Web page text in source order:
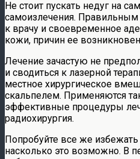
Не стоит пускать недуг на
самоизлечения.
к врачу и своевременное
кожи, причин ее
Лечение зачастую не
и сводиться к лазерной
местное хирургическое
скальпелем. Применяются
эффективные процедуры
радиохирургия.
Попробуйте все же избежать
насколько это возможно. В